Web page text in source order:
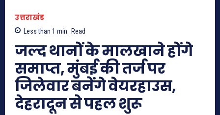
उत्तराखंड
Less than 1 min. Read
जल्द थानों के मालखाने होंगे
समाप्त, मुंबई की तर्ज पर
जिलेवार बनेंगे वेयरहाउस,
देहरादून से पहल शुरू